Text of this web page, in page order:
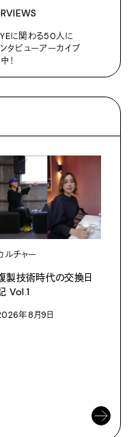
に関わる50人に
タビューアーカイブ
！
ルチャー
製技術時代の交換日
Vol.1
年8月9日